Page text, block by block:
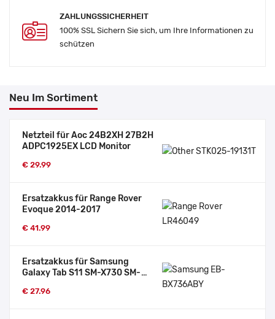
ZAHLUNGSSICHERHEIT
100% SSL Sichern Sie sich, um Ihre Informationen zu
schützen
Neu Im Sortiment
Netzteil für Aoc 24B2XH 27B2H
ADPC1925EX LCD Monitor
€ 29.99
Ersatzakkus für Range Rover
Evoque 2014-2017
€ 41.99
Ersatzakkus für Samsung
Galaxy Tab S11 SM-X730 SM-
€ 27.96